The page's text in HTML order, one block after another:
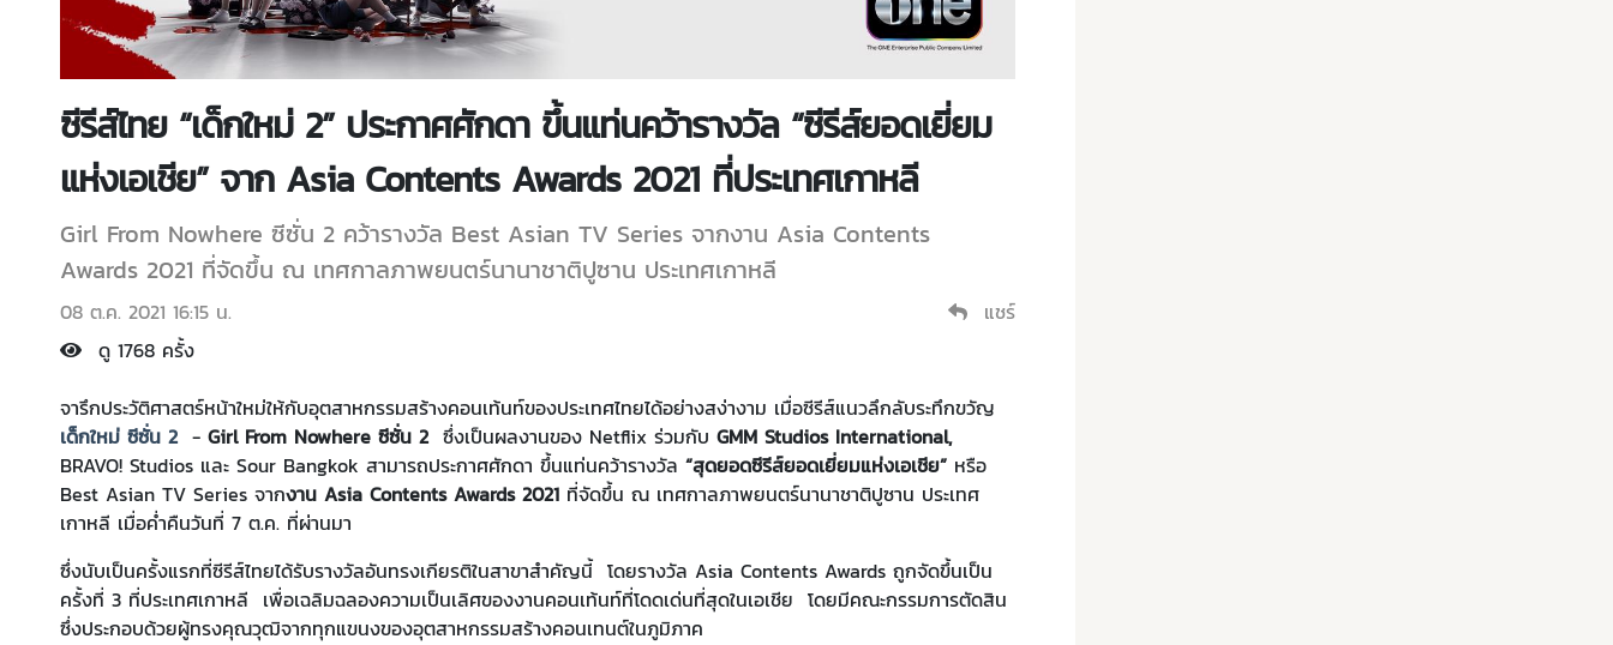
ซีรีส์ไทย “เด็กใหม่ 2” ประกาศศักดา ขึ้นแท่นคว้ารางวัล “ซีรีส์ยอดเยี่ยม
แห่งเอเชีย” จาก Asia Contents Awards 2021 ที่ประเทศเกาหลี
Girl From Nowhere ซีซั่น 2 คว้ารางวัล Best Asian TV Series จากงาน Asia Contents
Awards 2021 ที่จัดขึ้น ณ เทศกาลภาพยนตร์นานาชาติปูซาน ประเทศเกาหลี
08 ต.ค. 2021 16:15 น.
แชร์
ดู 1768 ครั้ง
จารึกประวัติศาสตร์หน้าใหม่ให้กับอุตสาหกรรมสร้างคอนเท้นท์ของประเทศไทยได้อย่างสง่างาม เมื่อซีรีส์แนวลึกลับระทึกขวัญ
เด็กใหม่ ซีซั่น 2 - Girl From Nowhere ซีซั่น 2 ซึ่งเป็นผลงานของ Netflix ร่วมกับ GMM Studios International,
BRAVO! Studios และ Sour Bangkok สามารถประกาศศักดา ขึ้นแท่นคว้ารางวัล “สุดยอดซีรีส์ยอดเยี่ยมแห่งเอเชีย” หรือ
Best Asian TV Series จากงาน Asia Contents Awards 2021 ที่จัดขึ้น ณ เทศกาลภาพยนตร์นานาชาติปูซาน ประเทศ
เกาหลี เมื่อค่ำคืนวันที่ 7 ต.ค. ที่ผ่านมา
ซึ่งนับเป็นครั้งแรกที่ซีรีส์ไทยได้รับรางวัลอันทรงเกียรติในสาขาสำคัญนี้ โดยรางวัล Asia Contents Awards ถูกจัดขึ้นเป็น
ครั้งที่ 3 ที่ประเทศเกาหลี เพื่อเฉลิมฉลองความเป็นเลิศของงานคอนเท้นท์ที่โดดเด่นที่สุดในเอเชีย โดยมีคณะกรรมการตัดสิน
ซึ่งประกอบด้วยผู้ทรงคุณวุฒิจากทุกแขนงของอุตสาหกรรมสร้างคอนเทนต์ในภูมิภาค